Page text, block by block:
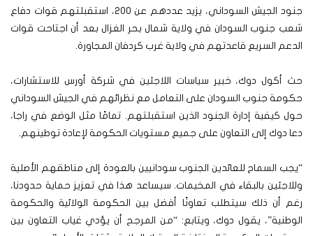
جنود الجيش السوداني، يزيد عددهم عن 200، استقبلتهم قوات دفاع
شعب جنوب السودان في ولاية شمال بحر الغزال بعد أن اجتاحت قوات
الدعم السريع قاعدتهم في ولاية غرب كردفان المجاورة.
حث أكول دوك، خبير سياسات اللاجئين في شركة أورس للاستشارات،
حكومة جنوب السودان على التعامل مع نظرائهم في الجيش السوداني
حول كيفية إدارة الجنود الذين استقبلتهم. تمامًا مثل الوضع في راجا،
دعا دوك إلى التعاون على جميع مستويات الحكومة لإعادة توطينهم.
“يجب السماح للعائدين الجنوب سودانيين بالعودة إلى مناطقهم الأصلية
وللاجئين بالبقاء في المخيمات. سيساعد هذا في تعزيز حماية حدودنا،
رغم أن ذلك سيتطلب تعاونًا أفضل بين الحكومة الولائية والحكومة
الوطنية”، يقول دوك، ويتابع: “من المرجح أن يؤدي غياب التعاون بين